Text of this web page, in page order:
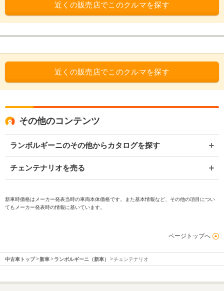
近くの販売店でこのクルマを探す
近くの販売店でこのクルマを探す
その他のコンテンツ
ランボルギーニのその他からカタログを探す
チェンテナリオを売る
新車時価格はメーカー発表当時の車両本体価格です。また基本情報など、その他の項目につい
てもメーカー発表時の情報に基いています。
ページトップへ
中古車トップ 新車 ランボルギーニ（新車） チェンテナリオ